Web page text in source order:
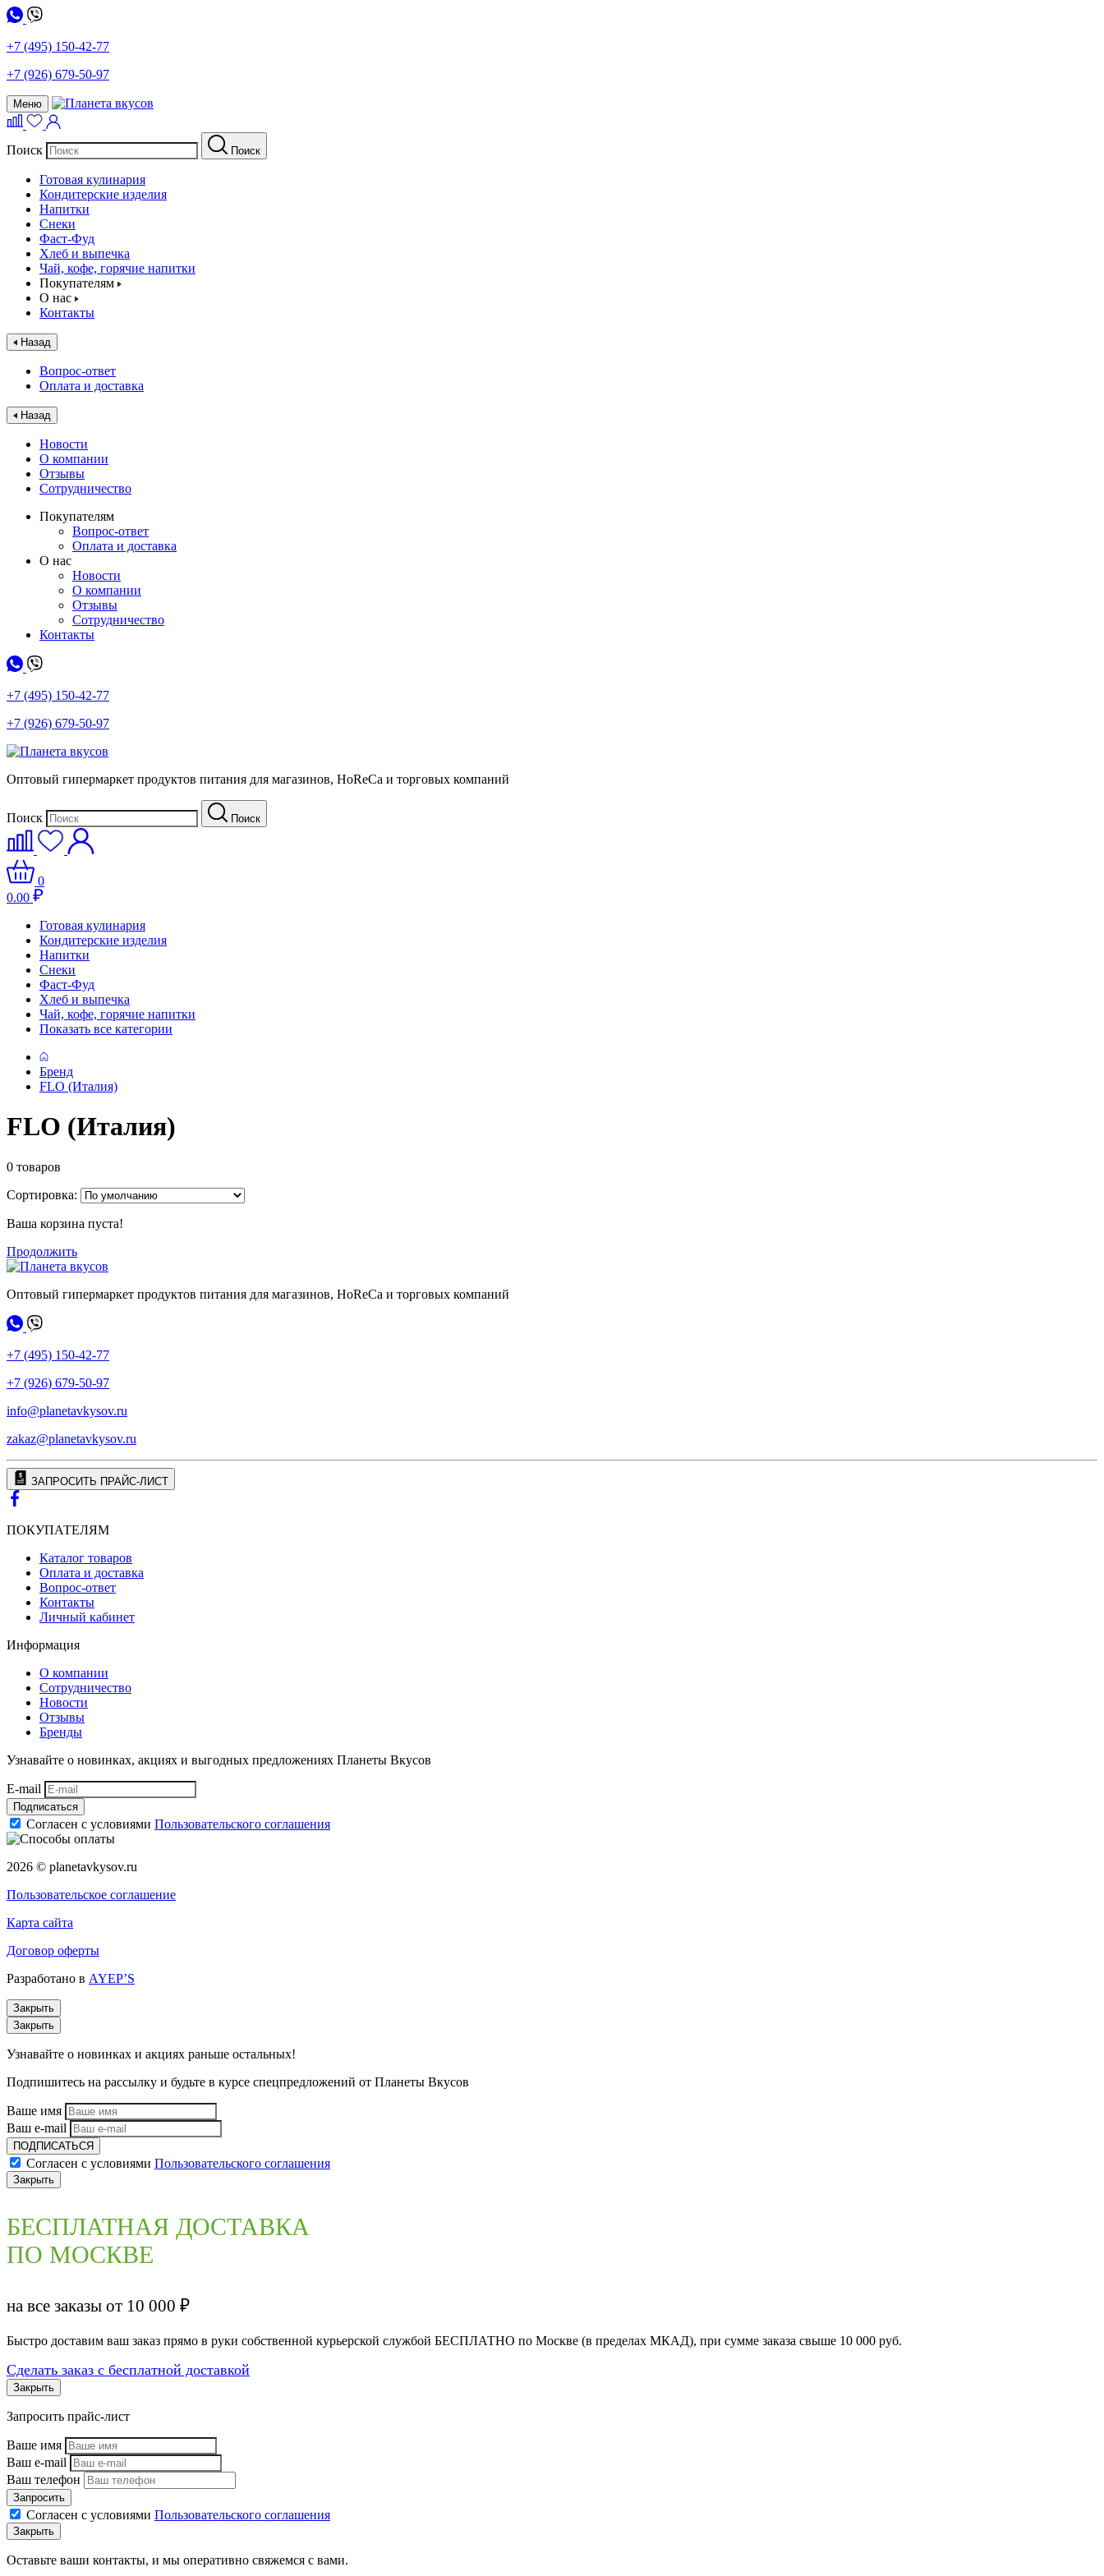
+7 (495) 150-42-77
+7 (926) 679-50-97
Меню
Поиск Поиск
Готовая кулинария
Кондитерские изделия
Напитки
Снеки
Фаст-Фуд
Хлеб и выпечка
Чай, кофе, горячие напитки
Покупателям
О нас
Контакты
Назад
Вопрос-ответ
Оплата и доставка
Назад
Новости
О компании
Отзывы
Сотрудничество
Покупателям
Вопрос-ответ
Оплата и доставка
О нас
Новости
О компании
Отзывы
Сотрудничество
Контакты
+7 (495) 150-42-77
+7 (926) 679-50-97
Оптовый гипермаркет продуктов питания для магазинов, HoReCa и торговых компаний
Поиск Поиск
0
0.00
Готовая кулинария
Кондитерские изделия
Напитки
Снеки
Фаст-Фуд
Хлеб и выпечка
Чай, кофе, горячие напитки
Показать все категории
Бренд
FLO (Италия)
FLO (Италия)
0 товаров
Сортировка:
Ваша корзина пуста!
Продолжить
Оптовый гипермаркет продуктов питания для магазинов, HoReCa и торговых компаний
+7 (495) 150-42-77
+7 (926) 679-50-97
info@planetavkysov.ru
zakaz@planetavkysov.ru
ЗАПРОСИТЬ ПРАЙС-ЛИСТ
ПОКУПАТЕЛЯМ
Каталог товаров
Оплата и доставка
Вопрос-ответ
Контакты
Личный кабинет
Информация
О компании
Сотрудничество
Новости
Отзывы
Бренды
Узнавайте о новинках, акциях и выгодных предложениях Планеты Вкусов
E-mail
Подписаться
Согласен с условиями Пользовательского соглашения
2026 © planetavkysov.ru
Пользовательское соглашение
Карта сайта
Договор оферты
Разработано в AYEP’S
Закрыть
Закрыть
Узнавайте о новинках и акциях раньше остальных!
Подпишитесь на рассылку и будьте в курсе спецпредложений от Планеты Вкусов
Ваше имя
Ваш e-mail
ПОДПИСАТЬСЯ
Согласен с условиями Пользовательского соглашения
Закрыть
БЕСПЛАТНАЯ ДОСТАВКА
ПО МОСКВЕ
на все заказы от 10 000 ₽
Быстро доставим ваш заказ прямо в руки собственной курьерской службой БЕСПЛАТНО по Москве (в пределах МКАД), при сумме заказа свыше 10 000 руб.
Сделать заказ с бесплатной доставкой
Закрыть
Запросить прайс-лист
Ваше имя
Ваш e-mail
Ваш телефон
Запросить
Согласен с условиями Пользовательского соглашения
Закрыть
Оставьте ваши контакты, и мы оперативно свяжемся с вами.